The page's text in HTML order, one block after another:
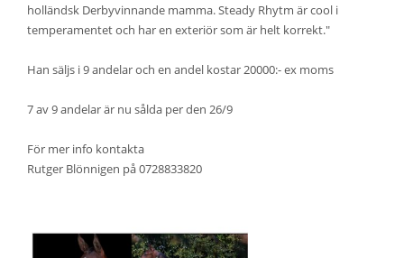
holländsk Derbyvinnande mamma. Steady Rhytm är cool i
temperamentet och har en exteriör som är helt korrekt."
Han säljs i 9 andelar och en andel kostar 20000:- ex moms
7 av 9 andelar är nu sålda per den 26/9
För mer info kontakta
Rutger Blönnigen på 0728833820